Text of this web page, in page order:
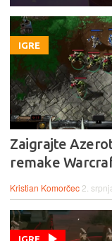
IGRE
Zaigrajte
remake
Kristian Komorčec 2.
IGRE